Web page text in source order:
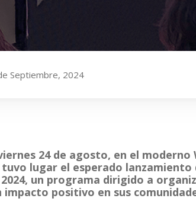
Septiembre, 2024
24 de agosto, en el
lugar el esperado lanzamiento
un programa dirigido a
impacto positivo en sus